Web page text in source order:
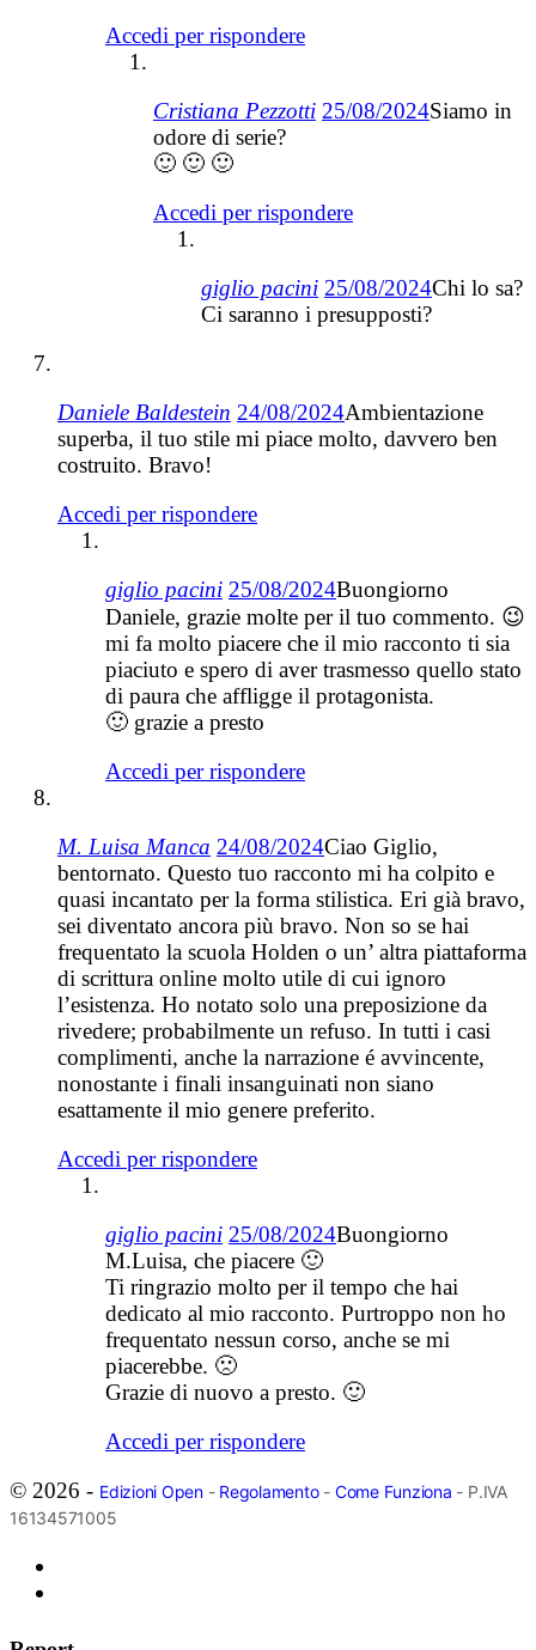
Accedi per rispondere
Cristiana Pezzotti 25/08/2024Siamo in
odore di serie?
🙂 🙂 🙂
Accedi per rispondere
giglio pacini 25/08/2024Chi lo sa?
Ci saranno i presupposti?
Daniele Baldestein 24/08/2024Ambientazione
superba, il tuo stile mi piace molto, davvero ben
costruito. Bravo!
Accedi per rispondere
giglio pacini 25/08/2024Buongiorno
Daniele, grazie molte per il tuo commento. 😉
mi fa molto piacere che il mio racconto ti sia
piaciuto e spero di aver trasmesso quello stato
di paura che affligge il protagonista.
🙂 grazie a presto
Accedi per rispondere
M. Luisa Manca 24/08/2024Ciao Giglio,
bentornato. Questo tuo racconto mi ha colpito e
quasi incantato per la forma stilistica. Eri già bravo,
sei diventato ancora più bravo. Non so se hai
frequentato la scuola Holden o un’ altra piattaforma
di scrittura online molto utile di cui ignoro
l’esistenza. Ho notato solo una preposizione da
rivedere; probabilmente un refuso. In tutti i casi
complimenti, anche la narrazione é avvincente,
nonostante i finali insanguinati non siano
esattamente il mio genere preferito.
Accedi per rispondere
giglio pacini 25/08/2024Buongiorno
M.Luisa, che piacere 🙂
Ti ringrazio molto per il tempo che hai
dedicato al mio racconto. Purtroppo non ho
frequentato nessun corso, anche se mi
piacerebbe. 🙁
Grazie di nuovo a presto. 🙂
Accedi per rispondere
© 2026 - Edizioni Open- Regolamento- Come Funziona - P.IVA
16134571005